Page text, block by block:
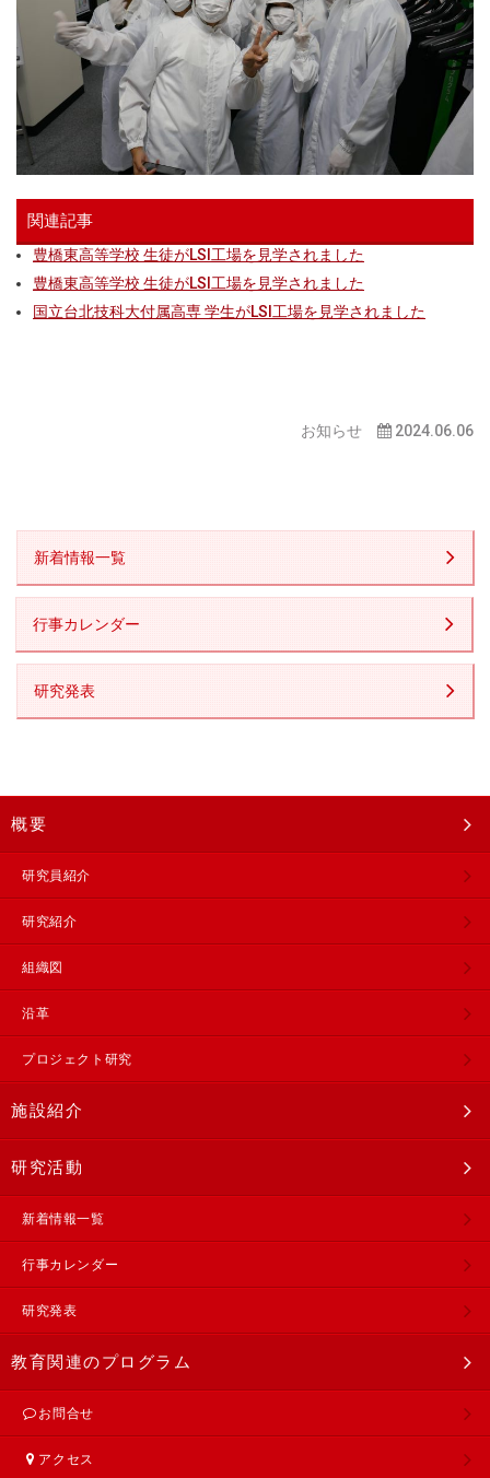
関連記事
豊橋東高等学校 生徒がLSI工場を見学されました
豊橋東高等学校 生徒がLSI工場を見学されました
国立台北技科大付属高専 学生がLSI工場を見学されました
お知らせ 2024.06.06
新着情報一覧
行事カレンダー
研究発表
概要
研究員紹介
研究紹介
組織図
沿革
プロジェクト研究
施設紹介
研究活動
新着情報一覧
行事カレンダー
研究発表
教育関連のプログラム
お問合せ
アクセス